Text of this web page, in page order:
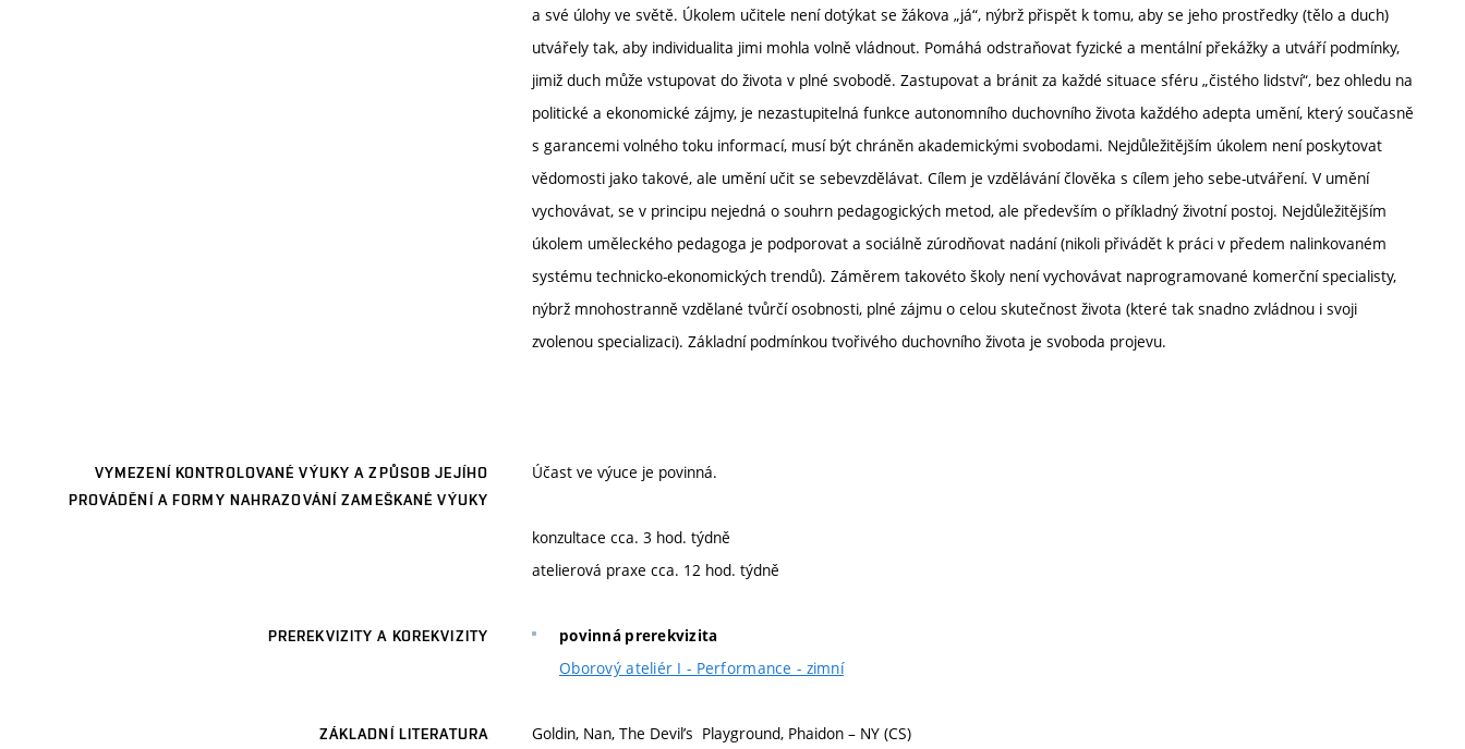
a své úlohy ve světě. Úkolem učitele není dotýkat se žákova „já“, nýbrž přispět k tomu, aby se jeho prostředky (tělo a duch)
utvářely tak, aby individualita jimi mohla volně vládnout. Pomáhá odstraňovat fyzické a mentální překážky a utváří podmínky,
jimiž duch může vstupovat do života v plné svobodě. Zastupovat a bránit za každé situace sféru „čistého lidství“, bez ohledu na
politické a ekonomické zájmy, je nezastupitelná funkce autonomního duchovního života každého adepta umění, který současně
s garancemi volného toku informací, musí být chráněn akademickými svobodami. Nejdůležitějším úkolem není poskytovat
vědomosti jako takové, ale umění učit se sebevzdělávat. Cílem je vzdělávání člověka s cílem jeho sebe-utváření. V umění
vychovávat, se v principu nejedná o souhrn pedagogických metod, ale především o příkladný životní postoj. Nejdůležitějším
úkolem uměleckého pedagoga je podporovat a sociálně zúrodňovat nadání (nikoli přivádět k práci v předem nalinkovaném
systému technicko-ekonomických trendů). Záměrem takovéto školy není vychovávat naprogramované komerční specialisty,
nýbrž mnohostranně vzdělané tvůrčí osobnosti, plné zájmu o celou skutečnost života (které tak snadno zvládnou i svoji
zvolenou specializaci). Základní podmínkou tvořivého duchovního života je svoboda projevu.
VYMEZENÍ KONTROLOVANÉ VÝUKY A ZPŮSOB JEJÍHO
PROVÁDĚNÍ A FORMY NAHRAZOVÁNÍ ZAMEŠKANÉ VÝUKY
Účast ve výuce je povinná.
konzultace cca. 3 hod. týdně
atelierová praxe cca. 12 hod. týdně
PREREKVIZITY A KOREKVIZITY povinná prerekvizita
Oborový ateliér I - Performance - zimní
ZÁKLADNÍ LITERATURA
Goldin, Nan, The Devil’s Playground, Phaidon – NY (CS)